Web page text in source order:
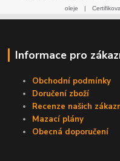
oleje
|
Informace pro
Obchodní podmínky
Doručení zboží
Recenze našich
Mazací plány
Obecná doporučení